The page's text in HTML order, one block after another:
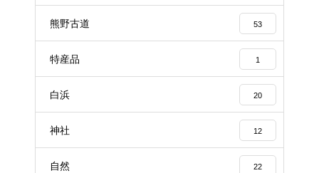
熊野古道 53
特産品 1
白浜 20
神社 12
自然 22